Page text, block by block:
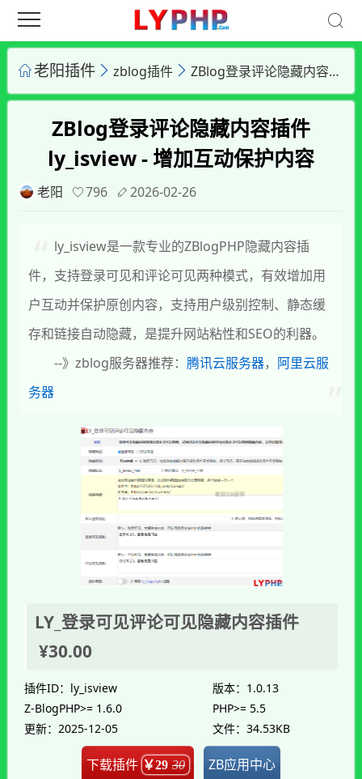
老阳插件 zblog插件 ZBlog登录评论隐藏内容插件 ly_isview - 增加互动保护内容
ZBlog登录评论隐藏内容插件
ly_isview - 增加互动保护内容
老阳 796 2026-02-26
ly_isview是一款专业的ZBlogPHP隐藏内容插
件，支持登录可见和评论可见两种模式，有效增加用
户互动并保护原创内容，支持用户级别控制、静态缓
存和链接自动隐藏，是提升网站粘性和SEO的利器。
--》zblog服务器推荐： 腾讯云服务器， 阿里云服
务器
LY_登录可见评论可见隐藏内容插件
¥30.00
插件ID：ly_isview
版本：1.0.13
Z-BlogPHP>= 1.6.0
PHP>= 5.5
更新：2025-12-05
文件：34.53KB
下载插件 ￥29 30 ZB应用中心